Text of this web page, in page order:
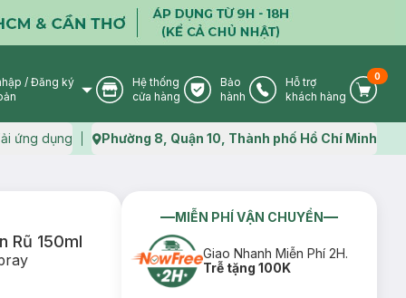
User Icon
/ Đăng ký
Store Icon
Hệ thống
cửa hàng
Warranty Icon
Bảo
hành
Phone Icon
Hỗ trợ
khách hàng
Cart
0
ứng dụng Map icon
Phường 8, Quận 10, Thành phố Hồ Chí Minh
Rũ 150ml
MIỄN PHÍ VẬN CHUYỂN
Giao Nhanh Miễn Phí 2H.
Trễ tặng 100K